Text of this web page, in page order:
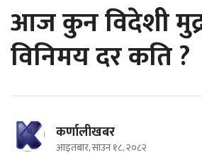
आज कुन विदेशी
विनिमय दर कति ?
कर्णालीखबर
आइतबार, साउन १८, २०८२